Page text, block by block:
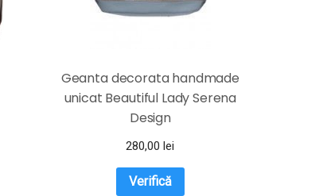
Geanta decorata handmade
unicat Beautiful Lady Serena
Design
280,00lei
Verifică